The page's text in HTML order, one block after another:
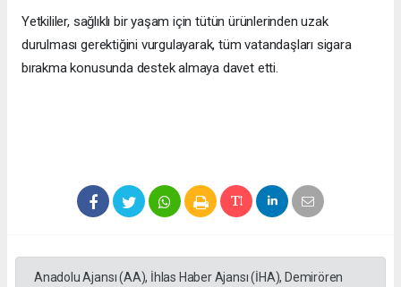
Yetkililer, sağlıklı bir yaşam için tütün ürünlerinden uzak
durulması gerektiğini vurgulayarak, tüm vatandaşları sigara
bırakma konusunda destek almaya davet etti.
Anadolu Ajansı (AA), İhlas Haber Ajansı (İHA), Demirören